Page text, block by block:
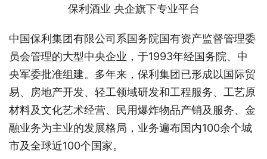
保利酒业 央企旗下专业平台
中国保利集团有限公司系国务院国有资产监督管理委
员会管理的大型中央企业，于1993年经国务院、中
央军委批准组建。多年来，保利集团已形成以国际贸
易、房地产开发、轻工领域研发和工程服务、工艺原
材料及文化艺术经营、民用爆炸物品产销及服务、金
融业务为主业的发展格局，业务遍布国内100余个城
市及全球近100个国家。